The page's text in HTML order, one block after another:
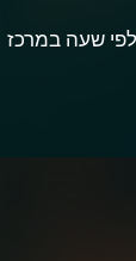
שעה במרכז